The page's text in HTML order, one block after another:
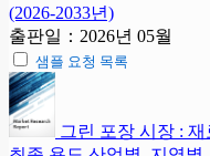
(2026-2033년)
출판일：2026년 05월
샘플 요청 목록
그린 포장 시장 :